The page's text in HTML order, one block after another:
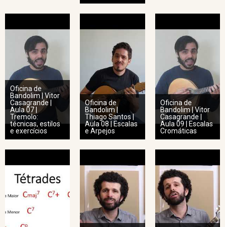
Oficina de
Bandolim | Vitor
Casagrande |
Aula 07 |
Tremolo:
técnicas, estilos
e exercícios
Oficina de
Bandolim |
Thiago Santos |
Aula 08 | Escalas
e Arpejos
Oficina de
Bandolim | Vitor
Casagrande |
Aula 09 | Escalas
Cromáticas